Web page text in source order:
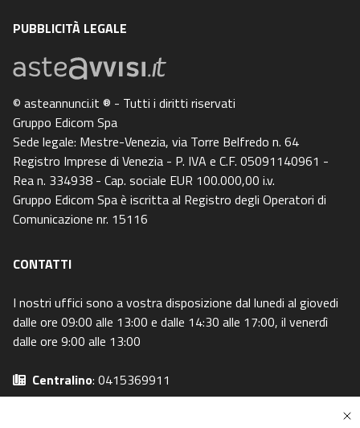
PUBBLICITÀ LEGALE
© asteannunci.it ® - Tutti i diritti riservati
Gruppo Edicom Spa
Sede legale: Mestre-Venezia, via Torre Belfredo n. 64
Registro Imprese di Venezia - P. IVA e C.F. 05091140961 -
Rea n. 334938 - Cap. sociale EUR 100.000,00 i.v.
Gruppo Edicom Spa è iscritta al Registro degli Operatori di
Comunicazione nr. 15116
CONTATTI
I nostri uffici sono a vostra disposizione dal lunedi al giovedi
dalle ore 09:00 alle 13:00 e dalle 14:30 alle 17:00, il venerdì
dalle ore 9:00 alle 13:00
Centralino: 0415369911
Email: info@asteavvisi.it